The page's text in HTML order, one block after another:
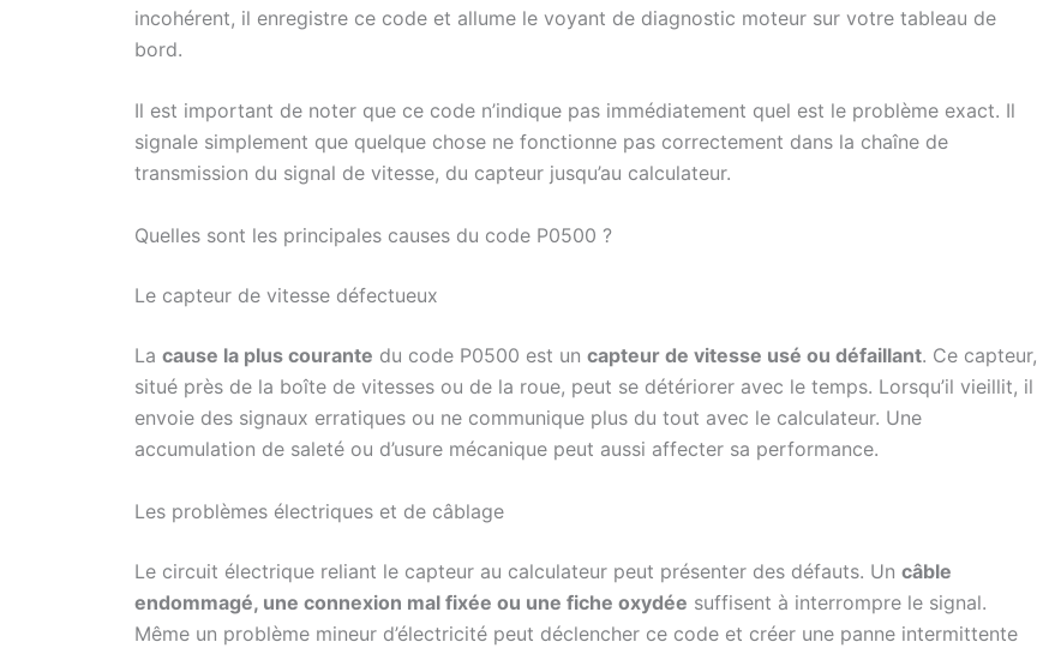
incohérent, il enregistre ce code et allume le voyant de diagnostic moteur sur votre tableau de
bord.
Il est important de noter que ce code n’indique pas immédiatement quel est le problème exact. Il
signale simplement que quelque chose ne fonctionne pas correctement dans la chaîne de
transmission du signal de vitesse, du capteur jusqu’au calculateur.
Quelles sont les principales causes du code P0500 ?
Le capteur de vitesse défectueux
La cause la plus courante du code P0500 est un capteur de vitesse usé ou défaillant. Ce capteur,
situé près de la boîte de vitesses ou de la roue, peut se détériorer avec le temps. Lorsqu’il vieillit, il
envoie des signaux erratiques ou ne communique plus du tout avec le calculateur. Une
accumulation de saleté ou d’usure mécanique peut aussi affecter sa performance.
Les problèmes électriques et de câblage
Le circuit électrique reliant le capteur au calculateur peut présenter des défauts. Un câble
endommagé, une connexion mal fixée ou une fiche oxydée suffisent à interrompre le signal.
Même un problème mineur d’électricité peut déclencher ce code et créer une panne intermittente